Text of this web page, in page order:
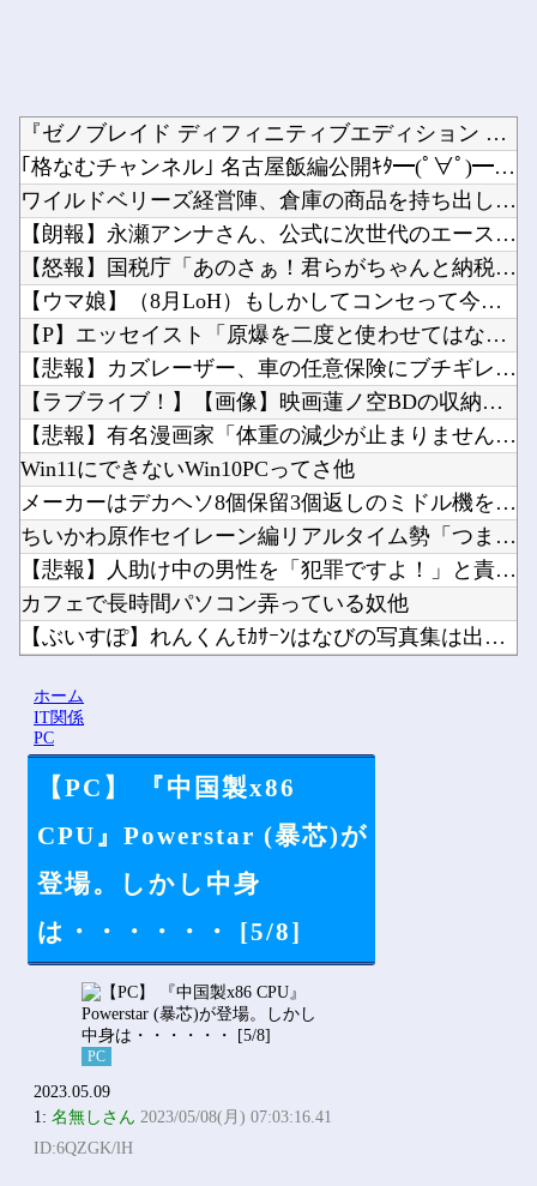
『ゼノブレイド ディフィニティブエディション Nintend...
｢格なむチャンネル｣ 名古屋飯編公開ｷﾀ━(ﾟ∀ﾟ)━!【乃...
ワイルドベリーズ経営陣、倉庫の商品を持ち出し「ドローン攻撃で...
【朗報】永瀬アンナさん、公式に次世代のエースとして認められる...
【怒報】国税庁「あのさぁ！君らがちゃんと納税してくれないとこ...
【ウマ娘】（8月LoH）もしかしてコンセって今回は微妙スキル...
【P】エッセイスト「原爆を二度と使わせてはならない」→リプ「...
【悲報】カズレーザー、車の任意保険にブチギレてしまう！！！！...
【ラブライブ！】【画像】映画蓮ノ空BDの収納ケースイラスト他
【悲報】有名漫画家「体重の減少が止まりません」→ファンから心...
Win11にできないWin10PCってさ他
メーカーはデカヘソ8個保留3個返しのミドル機を出せよ！！！！...
ちいかわ原作セイレーン編リアルタイム勢「つまんねえ」「ゴミ」...
【悲報】人助け中の男性を「犯罪ですよ！」と責めた女性、警察が...
カフェで長時間パソコン弄っている奴他
【ぶいすぽ】れんくんﾓｶｻｰﾝはなびの写真集は出ない他
Powered by livedoor 相互RSS
ホーム
IT関係
PC
【PC】 『中国製x86
CPU』Powerstar (暴芯)が
登場。しかし中身
は・・・・・・ [5/8]
PC
2023.05.09
1:名無しさん 2023/05/08(月) 07:03:16.41
ID:6QZGK/lH